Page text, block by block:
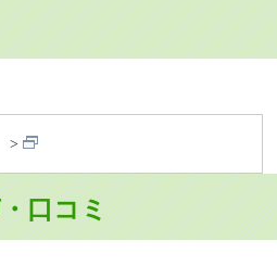
口コミ